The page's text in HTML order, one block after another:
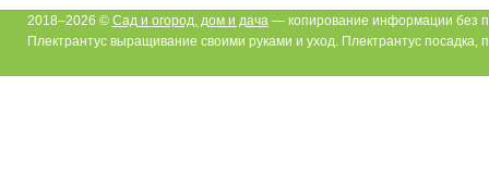
2018–2026 © Сад и огород, дом и дача— копирование информации без
Плектрантус выращивание своими руками и уход. Плектрантус посадка,